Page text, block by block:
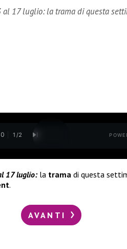
17 luglio: la trama di questa
1 /2
17 luglio:la trama di questa
.
AVANTI